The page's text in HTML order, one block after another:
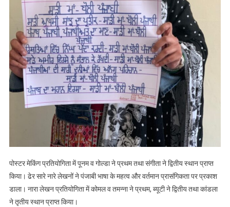
पोस्टर मेकिंग प्रतियोगिता में पूनम व गोल्डा ने प्रथम तथा संगीता ने द्वितीय स्थान प्राप्त
किया। ढेर सारे नारे लेखनों ने पंजाबी भाषा के महत्व और वर्तमान प्रासंगिकता पर प्रकाश
डाला। नारा लेखन प्रतियोगिता में कोमल व तमन्ना ने प्रथम, ब्यूटी ने द्वितीय तथा कांडला
ने तृतीय स्थान प्राप्त किया।